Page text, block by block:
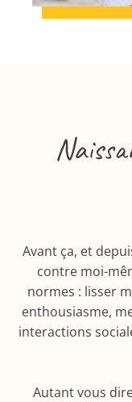
Avant ça, et
contre moi-
normes : lisser
enthousiasme,
interactions
Autant vous